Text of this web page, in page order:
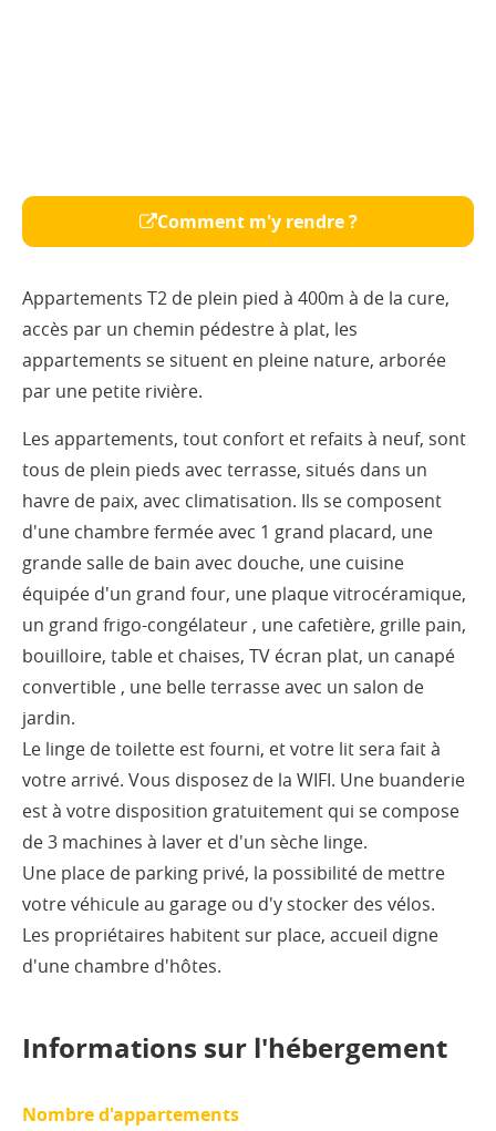
Comment m'y rendre ?
Appartements T2 de plein pied à 400m à de la cure,
accès par un chemin pédestre à plat, les
appartements se situent en pleine nature, arborée
par une petite rivière.
Les appartements, tout confort et refaits à neuf, sont
tous de plein pieds avec terrasse, situés dans un
havre de paix, avec climatisation. Ils se composent
d'une chambre fermée avec 1 grand placard, une
grande salle de bain avec douche, une cuisine
équipée d'un grand four, une plaque vitrocéramique,
un grand frigo-congélateur , une cafetière, grille pain,
bouilloire, table et chaises, TV écran plat, un canapé
convertible , une belle terrasse avec un salon de
jardin.
Le linge de toilette est fourni, et votre lit sera fait à
votre arrivé. Vous disposez de la WIFI. Une buanderie
est à votre disposition gratuitement qui se compose
de 3 machines à laver et d'un sèche linge.
Une place de parking privé, la possibilité de mettre
votre véhicule au garage ou d'y stocker des vélos.
Les propriétaires habitent sur place, accueil digne
d'une chambre d'hôtes.
Informations sur l'hébergement
Nombre d'appartements